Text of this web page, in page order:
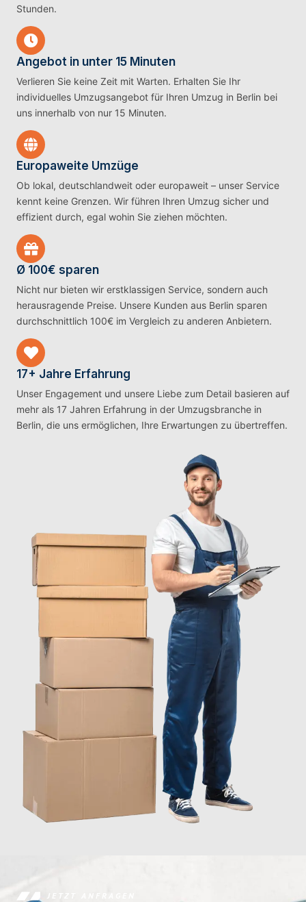
Stunden.
Angebot in unter 15 Minuten
Verlieren Sie keine Zeit mit Warten. Erhalten Sie Ihr
individuelles Umzugsangebot für Ihren Umzug in Berlin bei
uns innerhalb von nur 15 Minuten.
Europaweite Umzüge
Ob lokal, deutschlandweit oder europaweit – unser Service
kennt keine Grenzen. Wir führen Ihren Umzug sicher und
effizient durch, egal wohin Sie ziehen möchten.
Ø 100€ sparen
Nicht nur bieten wir erstklassigen Service, sondern auch
herausragende Preise. Unsere Kunden aus Berlin sparen
durchschnittlich 100€ im Vergleich zu anderen Anbietern.
17+ Jahre Erfahrung
Unser Engagement und unsere Liebe zum Detail basieren auf
mehr als 17 Jahren Erfahrung in der Umzugsbranche in
Berlin, die uns ermöglichen, Ihre Erwartungen zu übertreffen.
JETZT ANFRAGEN